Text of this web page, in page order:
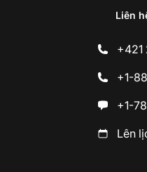
Liên
+421
+1-
+1-
Lên